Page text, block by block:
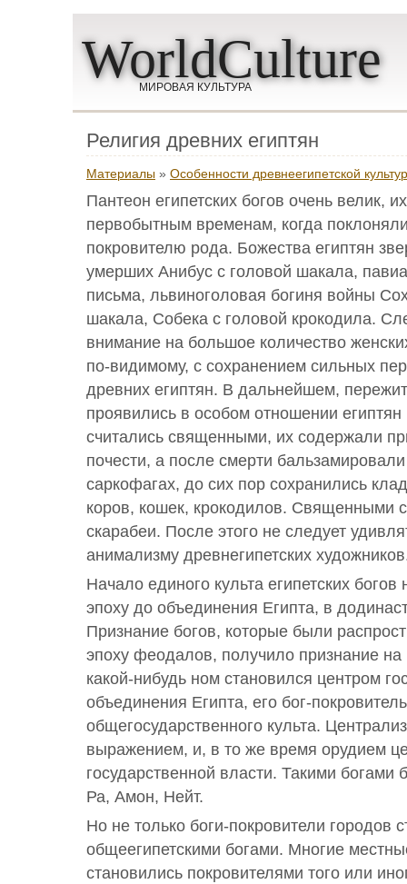
WorldCulture
МИРОВАЯ КУЛЬТУРА
Религия древних египтян
Материалы » Особенности древнеегипетской
Пантеон египетских богов очень велик,
первобытным временам, когда
покровителю рода. Божества египтян
умерших Анибус с головой шакала,
письма, львиноголовая богиня войны
шакала, Собека с головой крокодила.
внимание на большое количество
по-видимому, с сохранением сильных
древних египтян. В дальнейшем,
проявились в особом отношении
считались священными, их содержали
почести, а после смерти
саркофагах, до сих пор сохранились
коров, кошек, крокодилов. Священными
скарабеи. После этого не следует
анимализму древнегипетских
Начало единого культа египетских
эпоху до объединения Египта, в
Признание богов, которые были
эпоху феодалов, получило признание на
какой-нибудь ном становился центром
объединения Египта, его бог-
общегосударственного культа.
выражением, и, в то же время орудием
государственной власти. Такими богами
Ра, Амон, Нейт.
Но не только боги-покровители городов
общеегипетскими богами. Многие
становились покровителями того или